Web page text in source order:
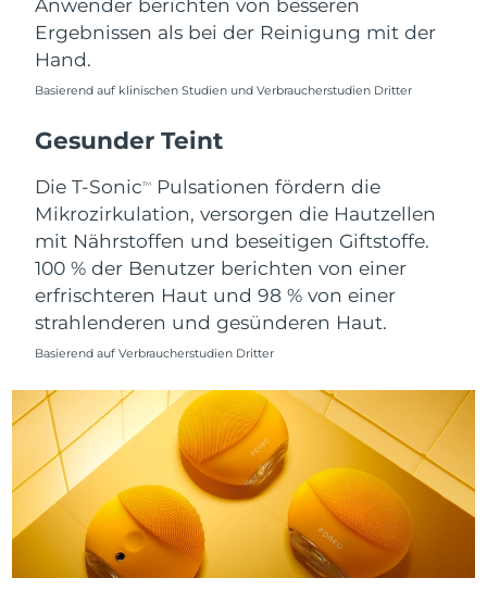
Anwender berichten von besseren
Ergebnissen als bei der Reinigung mit der
Hand.
Basierend auf klinischen Studien und Verbraucherstudien Dritter
Gesunder Teint
Die T-SonicTM
Pulsationen fördern die
Mikrozirkulation, versorgen die Hautzellen
mit Nährstoffen und beseitigen Giftstoffe.
100 % der Benutzer berichten von einer
erfrischteren Haut und 98 % von einer
strahlenderen und gesünderen Haut.
Basierend auf Verbraucherstudien Dritter
Saudi-Arabien Erwartete Lieferung 12/8/26
Singapur Erwartete Lieferung13/8/26
Slowakei
Slowenien Erwartete Lieferung
Südafrika Erwartete Lieferung19/8/26
Südkorea Erwartete Lieferung
Schweden Erwartete Lieferung11/8/26
Schweiz Erwartete Lieferung11/8/26
Taiwan Erwartete Lieferung 16/8/26
Thailand Erwartete Lieferung15/8/26